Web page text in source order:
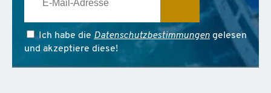
Ich habe die Datenschutzbestimmungen gelesen
und akzeptiere diese!